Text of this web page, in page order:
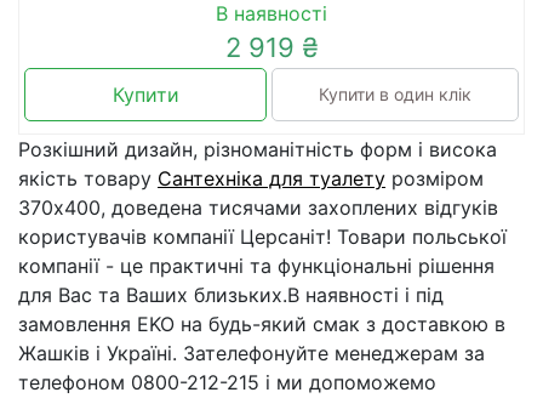
В наявності
2 919 ₴
Купити Купити в один клік
Розкішний дизайн, різноманітність форм і висока
якість товару Сантехніка для туалету розміром
370x400, доведена тисячами захоплених відгуків
користувачів компанії Церсаніт! Товари польської
компанії - це практичні та функціональні рішення
для Вас та Ваших близьких.В наявності і під
замовлення EKO на будь-який смак з доставкою в
Жашків і Україні. Зателефонуйте менеджерам за
телефоном 0800-212-215 і ми допоможемо